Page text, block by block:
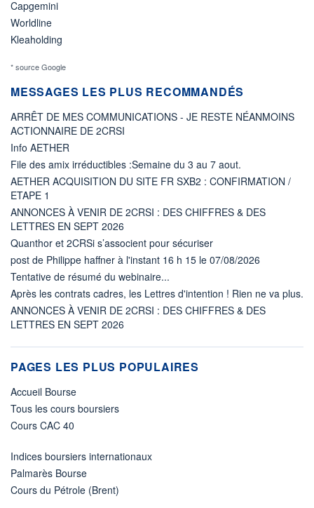
Capgemini
Worldline
Kleaholding
* source Google
MESSAGES LES PLUS RECOMMANDÉS
ARRÊT DE MES COMMUNICATIONS - JE RESTE NÉANMOINS
ACTIONNAIRE DE 2CRSI
Info AETHER
File des amix irréductibles :Semaine du 3 au 7 aout.
AETHER ACQUISITION DU SITE FR SXB2 : CONFIRMATION /
ETAPE 1
ANNONCES À VENIR DE 2CRSI : DES CHIFFRES & DES
LETTRES EN SEPT 2026
Quanthor et 2CRSi s’associent pour sécuriser
post de Philippe haffner à l'instant 16 h 15 le 07/08/2026
Tentative de résumé du webinaire...
Après les contrats cadres, les Lettres d'intention ! Rien ne va plus.
ANNONCES À VENIR DE 2CRSI : DES CHIFFRES & DES
LETTRES EN SEPT 2026
PAGES LES PLUS POPULAIRES
Accueil Bourse
Tous les cours boursiers
Cours CAC 40
Indices boursiers internationaux
Palmarès Bourse
Cours du Pétrole (Brent)